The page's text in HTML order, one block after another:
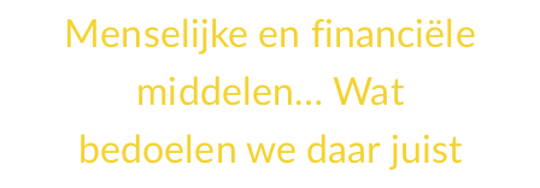
Menselijke en financiële
middelen… Wat
bedoelen we daar juist